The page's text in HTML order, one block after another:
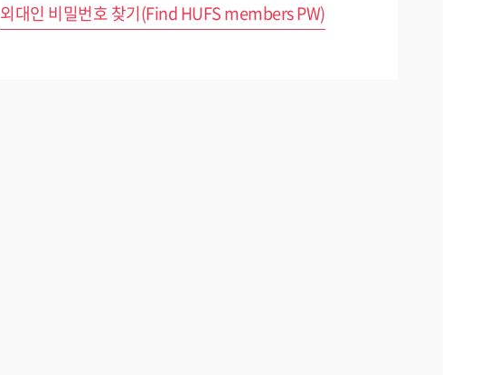
외대인 비밀번호 찾기(Find HUFS members PW)